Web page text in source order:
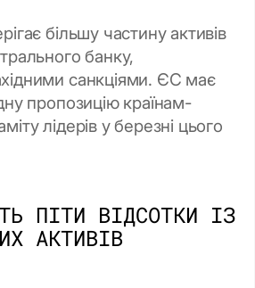
більшу частину активів
банку,
санкціями. ЄС має
пропозицію країнам-
лідерів у березні цього
ПІТИ ВІДСОТКИ ІЗ
АКТИВІВ